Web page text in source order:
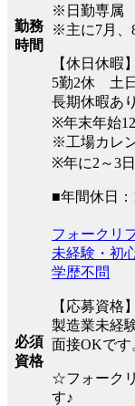
勤務
時間
※日勤専属
※主に7月、
【休日休暇】
5勤2休 土
長期休暇あ
※年末年始
※工場カレ
※年に2～3
■年間休日：
必須
資格
フォークリ
未経験・初
学歴不問
【応募資格】
製造業未経
面接OKです
☆フォーク
す♪